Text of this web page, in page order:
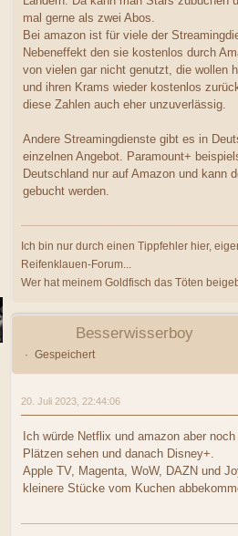
mal gerne als zwei Abos.
Bei amazon ist für viele der
Nebeneffekt den sie kostenlos durch
von vielen gar nicht genutzt, die wollen
und ihren Krams wieder kostenlos
diese Zahlen auch eher unzuverlässig.
Andere Streamingdienste gibt es in
einzelnen Angebot. Paramount+
Deutschland nur auf Amazon und kann
gebucht werden.
Ich bin nur durch einen Tippfehler hier,
Reifenklauen-Forum...
Wer hat meinem Goldfisch das Töten
Besserwisserboy
Gespeichert
20. Juli 2023, 22:44:06
Ich würde Netflix und amazon aber
Plätzen sehen und danach Disney+.
Apple TV, Magenta, WoW, DAZN und
kleinere Stücke vom Kuchen